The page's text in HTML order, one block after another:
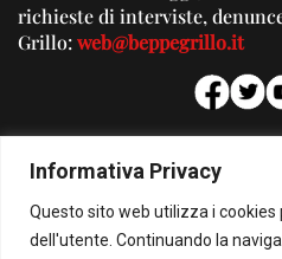
Informativa Privacy
Questo sito web utilizza i
dell'utente. Continuando la
richieste di interviste,
Grillo:web@beppegrillo.it
Per la